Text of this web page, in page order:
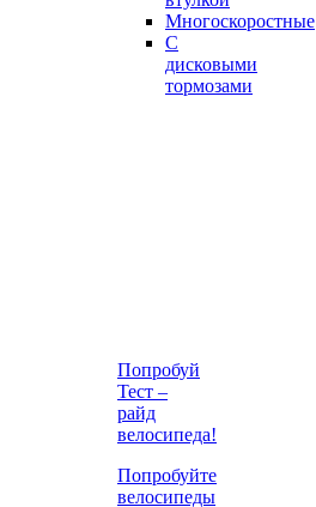
Многоскоростные
С
дисковыми
тормозами
Попробуй
Тест –
райд
велосипеда!
Попробуйте
велосипеды